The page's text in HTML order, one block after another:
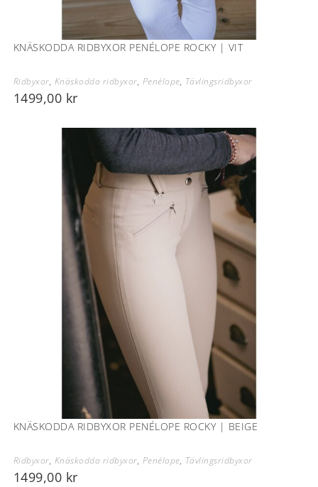
KNÄSKODDA RIDBYXOR PENÉLOPE ROCKY | VIT
Ridbyxor, Knäskodda ridbyxor, Penélope, Tävlingsridbyxor
1499,00 kr
KNÄSKODDA RIDBYXOR PENÉLOPE ROCKY | BEIGE
Ridbyxor, Knäskodda ridbyxor, Penélope, Tävlingsridbyxor
1499,00 kr